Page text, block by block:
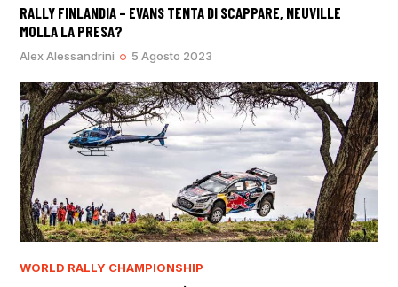
RALLY FINLANDIA – EVANS TENTA DI SCAPPARE, NEUVILLE
MOLLA LA PRESA?
Alex Alessandrini 5 Agosto 2023
WORLD RALLY CHAMPIONSHIP